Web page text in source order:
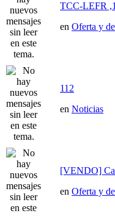
TCC-LEFR
en Oferta y
112
en Noticias
[VENDO]
en Oferta y